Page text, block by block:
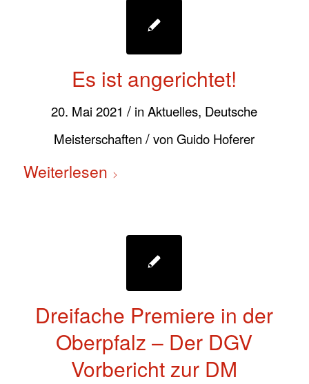
Es ist angerichtet!
20. Mai 2021 / inAktuelles, Deutsche
Meisterschaften / vonGuido Hoferer
Weiterlesen
Dreifache Premiere in der
Oberpfalz – Der DGV
Vorbericht zur DM